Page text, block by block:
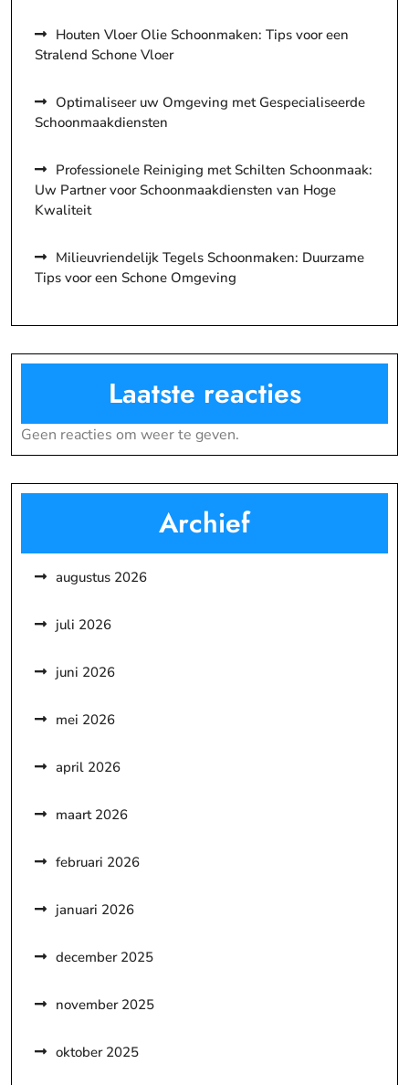
Houten Vloer Olie Schoonmaken: Tips voor een
Stralend Schone Vloer
Optimaliseer uw Omgeving met Gespecialiseerde
Schoonmaakdiensten
Professionele Reiniging met Schilten Schoonmaak:
Uw Partner voor Schoonmaakdiensten van Hoge
Kwaliteit
Milieuvriendelijk Tegels Schoonmaken: Duurzame
Tips voor een Schone Omgeving
Laatste reacties
Geen reacties om weer te geven.
Archief
augustus 2026
juli 2026
juni 2026
mei 2026
april 2026
maart 2026
februari 2026
januari 2026
december 2025
november 2025
oktober 2025